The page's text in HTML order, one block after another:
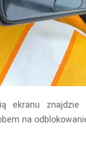
ekranu
na